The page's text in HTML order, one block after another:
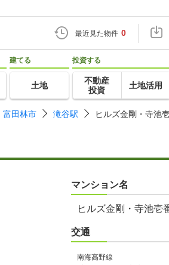
最近見た物件 0
建てる
土地
投資する
不動産
投資
土地活用
富田林市 滝谷駅 ヒルズ金剛・寺池
マンション名
ヒルズ金剛・寺池壱
交通
南海高野線